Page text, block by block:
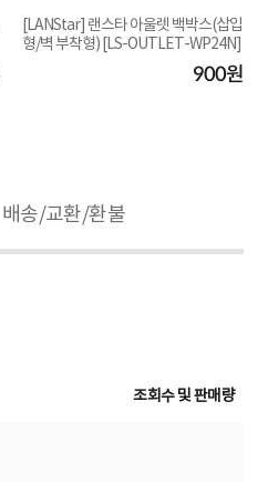
[LANStar] 랜스타 아울렛 백박스(삽입
형/벽 부착형) [LS-OUTLET-WP24N]
900원
배송/교환/환불
조회수 및 판매량